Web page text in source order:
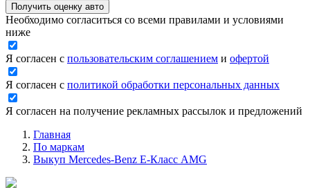
Получить оценку авто
Необходимо согласиться со всеми правилами и условиями
ниже
Я согласен с пользовательским соглашением и офертой
Я согласен с политикой обработки персональных данных
Я согласен на получение рекламных рассылок и предложений
Главная
По маркам
Выкуп Mercedes-Benz E-Класс AMG